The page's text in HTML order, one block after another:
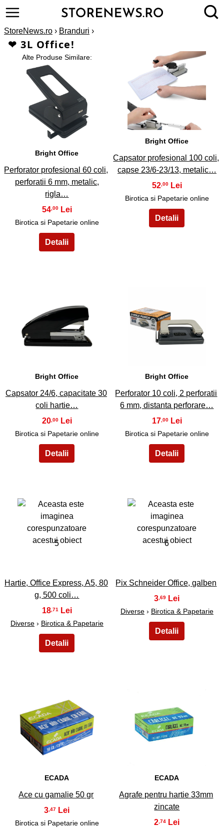
StoreNews.ro › Branduri ›
❤ 3L Office!
Alte Produse Similare:
1
Bright Office
Perforator profesional 60 coli,
perforatii 6 mm, metalic,
rigla…
54,00
Birotica si Papetarie online
2
Bright Office
Capsator profesional 100 coli,
capse 23/6-23/13, metalic…
52,00
Birotica si Papetarie online
3
Bright Office
Capsator 24/6, capacitate 30
coli hartie…
20,00
Birotica si Papetarie online
4
Bright Office
Perforator 10 coli, 2 perforatii
6 mm, distanta perforare…
17,00
Birotica si Papetarie online
5
Hartie, Office Express, A5, 80
g, 500 coli…
18 ,71
Diverse› Birotica & Papetarie
6
Pix Schneider Office, galben
3 ,69
Diverse› Birotica & Papetarie
7
ECADA
Ace cu gamalie 50 gr
3 ,47
Birotica si Papetarie online
8
ECADA
Agrafe pentru hartie 33mm
zincate
2 ,74